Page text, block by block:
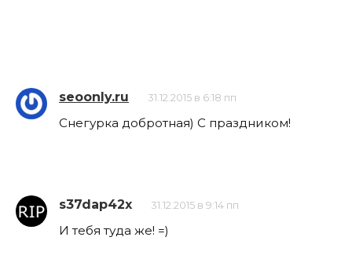
seoonly.ru 31.12.2015 в 6:18 пп
Снегурка добротная) С праздником!
s37dap42x 31.12.2015 в 9:14 пп
И тебя туда же! =)